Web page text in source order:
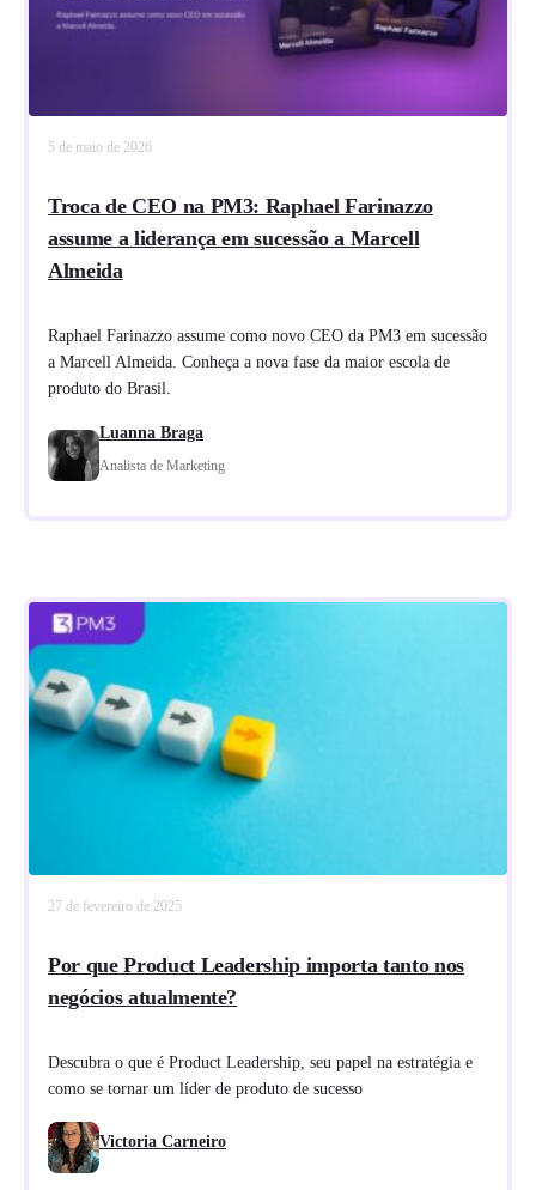
5 de maio de 2026
Troca de CEO na PM3: Raphael Farinazzo
assume a liderança em sucessão a Marcell
Almeida
Raphael Farinazzo assume como novo CEO da PM3 em sucessão
a Marcell Almeida. Conheça a nova fase da maior escola de
produto do Brasil.
Luanna Braga
Analista de Marketing
27 de fevereiro de 2025
Por que Product Leadership importa tanto nos
negócios atualmente?
Descubra o que é Product Leadership, seu papel na estratégia e
como se tornar um líder de produto de sucesso
Victoria Carneiro